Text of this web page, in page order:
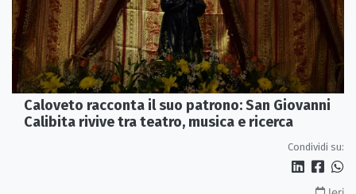
Caloveto racconta il suo patrono: San Giovanni
Calibita rivive tra teatro, musica e ricerca
Condividi su: